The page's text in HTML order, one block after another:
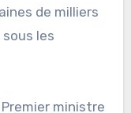
de milliers
les
ministre